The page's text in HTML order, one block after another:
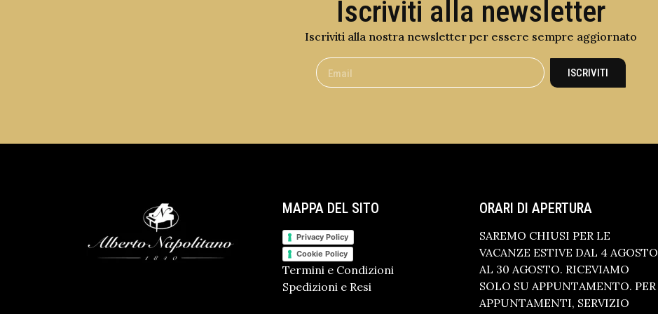
Iscriviti alla newsletter
Iscriviti alla nostra newsletter per essere sempre aggiornato
ISCRIVITI
MAPPA DEL SITO
Privacy Policy
Cookie Policy
Termini e Condizioni
Spedizioni e Resi
ORARI DI APERTURA
SAREMO CHIUSI PER LE
VACANZE ESTIVE DAL 4 AGOSTO
AL 30 AGOSTO. RICEVIAMO
SOLO SU APPUNTAMENTO. PER
APPUNTAMENTI, SERVIZIO